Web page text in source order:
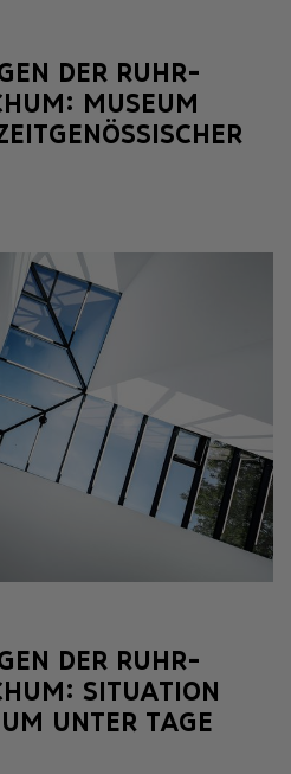
DER RUHR-
MUSEUM
DER RUHR-
SITUATION
UNTER TAGE